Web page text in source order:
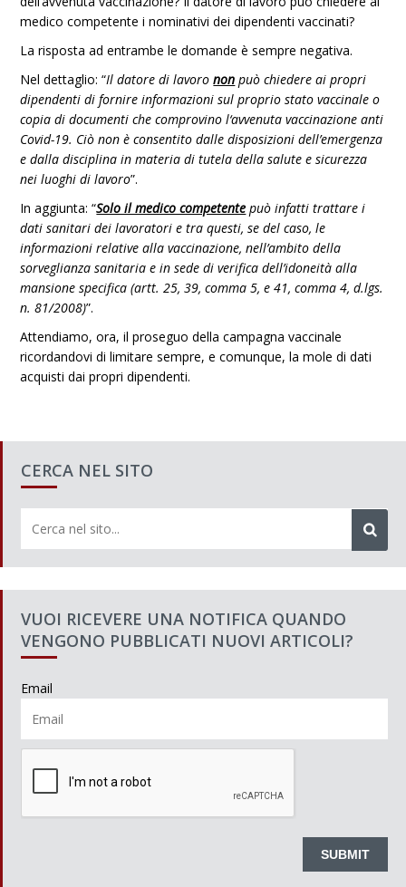
medico competente i nominativi dei dipendenti vaccinati?
La risposta ad entrambe le domande è sempre negativa.
Nel dettaglio: “Il datore di lavoronon può chiedere ai propri
dipendenti di fornire informazioni sul proprio stato vaccinale o
copia di documenti che comprovino l‘avvenuta vaccinazione anti
Covid-19. Ciò non è consentito dalle disposizioni dell’emergenza
e dalla disciplina in materia di tutela della salute e sicurezza
nei luoghi di lavoro”.
In aggiunta: “Solo il medico competente può infatti trattare i
dati sanitari dei lavoratori e tra questi, se del caso, le
informazioni relative alla vaccinazione, nell’ambito della
sorveglianza sanitaria e in sede di verifica dell’idoneità alla
mansione specifica (artt. 25, 39, comma 5, e 41, comma 4, d.lgs.
n. 81/2008)”.
Attendiamo, ora, il proseguo della campagna vaccinale
ricordandovi di limitare sempre, e comunque, la mole di dati
acquisti dai propri dipendenti.
CERCA NEL SITO
VUOI RICEVERE UNA NOTIFICA QUANDO
VENGONO PUBBLICATI NUOVI ARTICOLI?
Email